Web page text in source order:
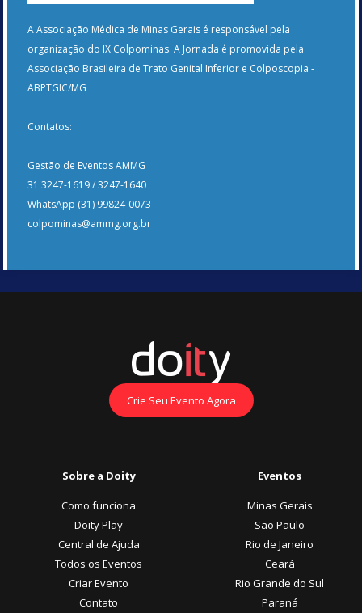
A Associação Médica de Minas Gerais é responsável pela
organização do IX Colpominas. A Jornada é promovida pela
Associação Brasileira de Trato Genital Inferior e Colposcopia -
ABPTGIC/MG
Contatos:
Gestão de Eventos AMMG
31 3247-1619 / 3247-1640
WhatsApp (31) 99824-0073
colpominas@ammg.org.br
Crie Seu Evento Agora
Sobre a Doity
Como funciona
Doity Play
Central de Ajuda
Todos os Eventos
Criar Evento
Contato
Eventos
Minas Gerais
São Paulo
Rio de Janeiro
Ceará
Rio Grande do Sul
Paraná